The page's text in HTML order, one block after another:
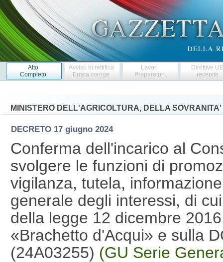
Atto
Completo
Avviso di rettifica
Errata corrige
Lavori
Preparatori
Direttive
recepite
MINISTERO DELL'AGRICOLTURA, DELLA
DECRETO 17 giugno 2024
Conferma dell'incarico al
svolgere le funzioni di
vigilanza, tutela,
generale degli interessi, di
della legge 12 dicembre
«Brachetto d'Acqui» e sulla
(24A03255) (GU Serie